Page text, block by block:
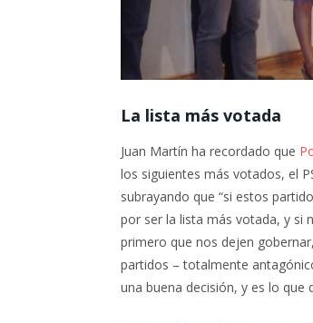
La lista más votada
Juan Martín ha recordado que
los siguientes más votados, el
subrayando que “si estos
por ser la lista más votada, y si
primero que nos dejen
partidos – totalmente
una buena decisión, y es lo que